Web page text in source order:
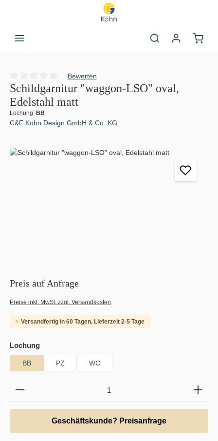
Durchschnittliche Bewertung von 0 von 5 Sternen
Bewerten
Schildgarnitur "waggon-LSO" oval,
Edelstahl matt
Lochung: BB
C&F Köhn Design GmbH & Co. KG
Bildergalerie überspringen
Preis auf Anfrage
Preise inkl. MwSt. zzgl. Versandkosten
Versandfertig in 60 Tagen, Lieferzeit 2-5 Tage
Lochungauswählen
BB PZ WC
Produkt Anzahl: Gib den gewünschten Wert ein
Geschäftskunde? Preisanfrage